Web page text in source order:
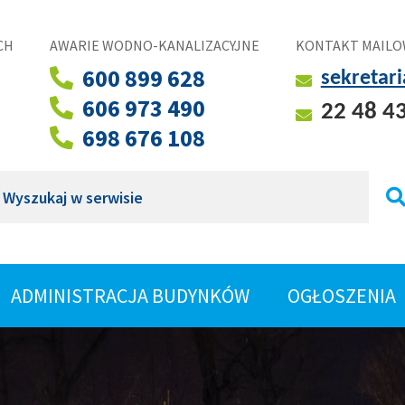
AWARIE WODNO-KANALIZACYJNE
600 899 628
606 973 490
698 676 108
KONTAKT
22 48
ROZWIŃ
ADMINISTRACJA BUDYNKÓW OGŁOSZENIA